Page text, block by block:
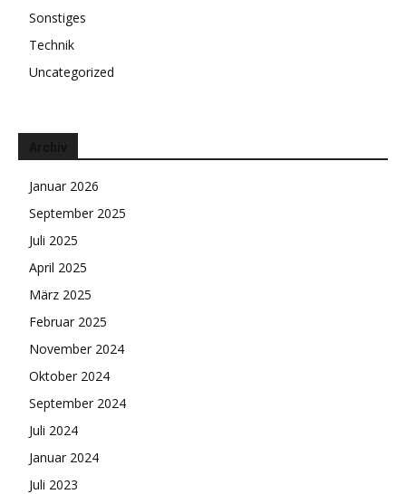
Sonstiges
Technik
Uncategorized
Januar 2026
September 2025
Juli 2025
April 2025
März 2025
Februar 2025
November 2024
Oktober 2024
September 2024
Juli 2024
Januar 2024
Juli 2023